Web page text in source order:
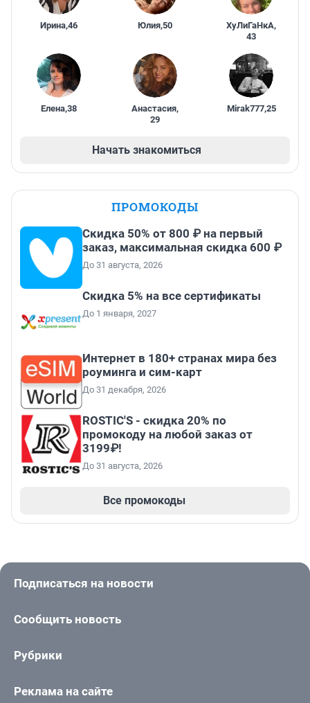
Ирина,46 Юлия,50 ХуЛиГаНкА,
43
Елена,38 Анастасия,
29
Mirak777,25
Начать знакомиться
ПРОМОКОДЫ
Скидка 50% от 800 ₽ на первый
заказ, максимальная скидка 600 ₽
До 31 августа, 2026
Скидка 5% на все сертификаты
До 1 января, 2027
Интернет в 180+ странах мира без
роуминга и сим-карт
До 31 декабря, 2026
ROSTIC'S - скидка 20% по
промокоду на любой заказ от
3199₽!
До 31 августа, 2026
Все промокоды
Подписаться на новости
Сообщить новость
Рубрики
Реклама на сайте